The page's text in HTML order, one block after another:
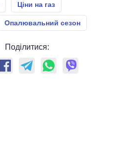
Ціни на газ
Опалювальний сезон
Поділитися: